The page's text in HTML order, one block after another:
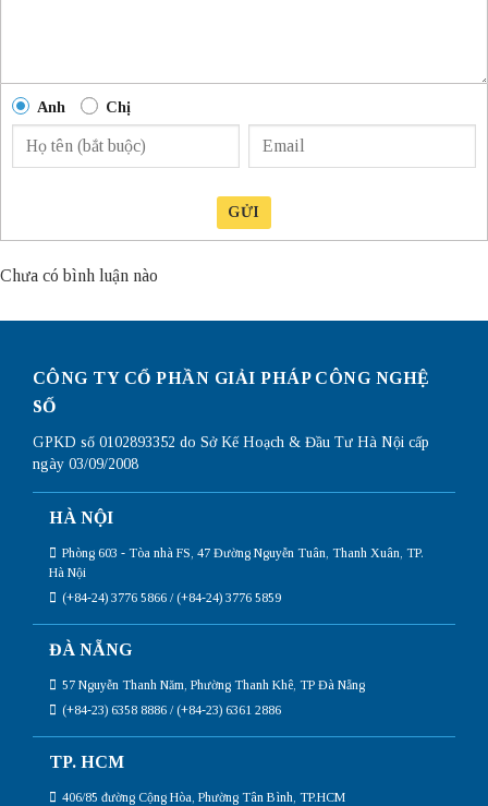
Anh Chị
GỬI
Chưa có bình luận nào
CÔNG TY CỔ PHẦN GIẢI PHÁP CÔNG NGHỆ
SỐ
GPKD số 0102893352 do Sở Kế Hoạch & Đầu Tư Hà Nội cấp
ngày 03/09/2008
HÀ NỘI
Phòng 603 - Tòa nhà FS, 47 Đường Nguyễn Tuân, Thanh Xuân, TP.
Hà Nội
(+84-24) 3776 5866 / (+84-24) 3776 5859
ĐÀ NẴNG
57 Nguyễn Thanh Năm, Phường Thanh Khê, TP Đà Nẵng
(+84-23) 6358 8886 / (+84-23) 6361 2886
TP. HCM
406/85 đường Cộng Hòa, Phường Tân Bình, TP.HCM